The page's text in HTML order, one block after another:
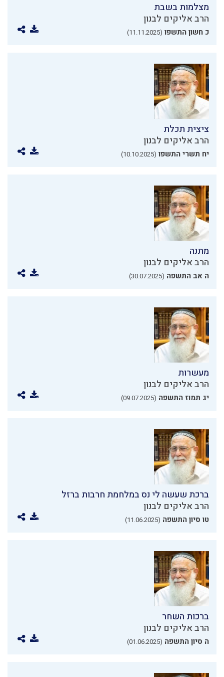
מצלמות בשבת
הרב אליקים לבנון
כ חשון התשפו (11.11.2025)
ציצית תכלת
הרב אליקים לבנון
יח תשרי התשפו (10.10.2025)
מתנה
הרב אליקים לבנון
ה אב התשפה (30.07.2025)
מעשרות
הרב אליקים לבנון
יג תמוז התשפה (09.07.2025)
ברכת שעשה לי נס במלחמת חרבות ברזל
הרב אליקים לבנון
טו סיון התשפה (11.06.2025)
ברכות השחר
הרב אליקים לבנון
ה סיון התשפה (01.06.2025)